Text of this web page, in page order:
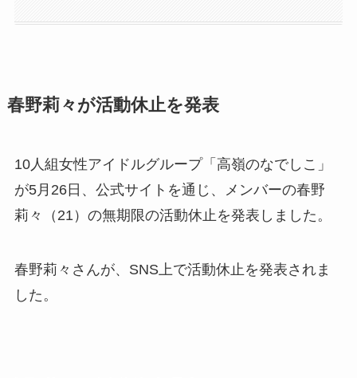
春野莉々が活動休止を発表
10人組女性アイドルグループ「高嶺のなでしこ」
が5月26日、公式サイトを通じ、メンバーの春野
莉々（21）の無期限の活動休止を発表しました。
春野莉々さんが、SNS上で活動休止を発表されま
した。